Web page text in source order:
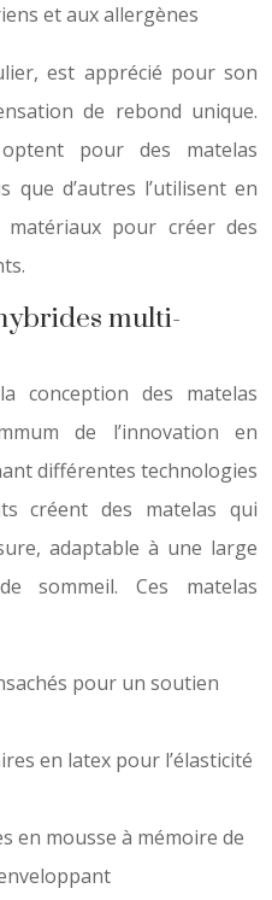
et aux allergènes
est apprécié pour son
de rebond unique.
pour des matelas
que d’autres l’utilisent en
matériaux pour créer des
multi-
conception des matelas
de l’innovation en
différentes technologies
créent des matelas qui
adaptable à une large
sommeil. Ces matelas
pour un soutien
en latex pour l’élasticité
en mousse à mémoire de